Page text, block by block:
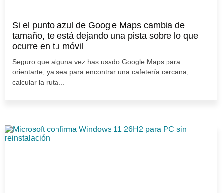
Si el punto azul de Google Maps cambia de
tamaño, te está dejando una pista sobre lo que
ocurre en tu móvil
Seguro que alguna vez has usado Google Maps para
orientarte, ya sea para encontrar una cafetería cercana,
calcular la ruta...